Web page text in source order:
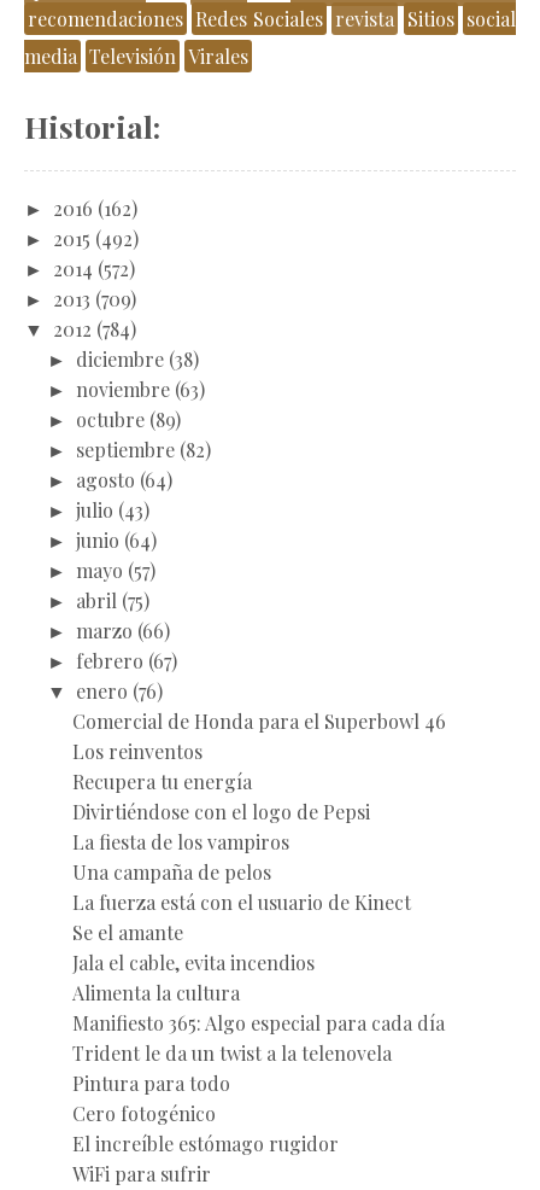
recomendaciones Redes Sociales revista Sitios social
media Televisión Virales
Historial:
► 2016 (162)
► 2015 (492)
► 2014 (572)
► 2013 (709)
▼ 2012 (784)
► diciembre (38)
► noviembre (63)
► octubre (89)
► septiembre (82)
► agosto (64)
► julio (43)
► junio (64)
► mayo (57)
► abril (75)
► marzo (66)
► febrero (67)
▼ enero (76)
Comercial de Honda para el Superbowl 46
Los reinventos
Recupera tu energía
Divirtiéndose con el logo de Pepsi
La fiesta de los vampiros
Una campaña de pelos
La fuerza está con el usuario de Kinect
Se el amante
Jala el cable, evita incendios
Alimenta la cultura
Manifiesto 365: Algo especial para cada día
Trident le da un twist a la telenovela
Pintura para todo
Cero fotogénico
El increíble estómago rugidor
WiFi para sufrir